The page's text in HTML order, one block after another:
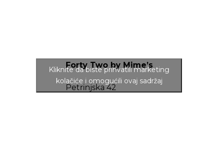
Forty Two by Mime’s
Petrinjska 42
Kliknite da biste prihvatili marketing
kolačiće i omogućili ovaj sadržaj